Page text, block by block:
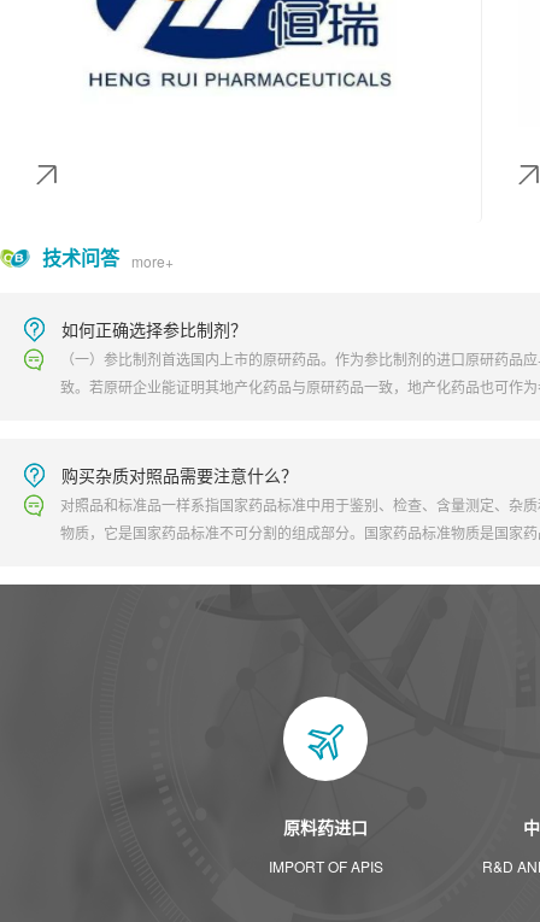
技术问答 more+
如何正确选择参比制剂？
（一）参比制剂首选国内上市的原研药品。作为参比制剂的进口原研药品
致。若原研企业能证明其地产化药品与原研药品一致，地产化药品也可作
药品和国际公认的同种药物均未在国内上市，可选择在欧盟、美国、日本
药品。
购买杂质对照品需要注意什么？
对照品和标准品一样系指国家药品标准中用于鉴别、检查、含量测定、杂
物质，它是国家药品标准不可分割的组成部分。国家药品标准物质是国家
法的物质标准；在药品检验中，它是确定药品真伪优劣的对照，是控制药
原料药进口
IMPORT OF APIS R&D